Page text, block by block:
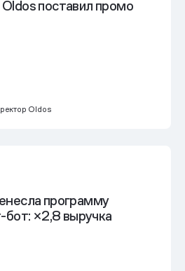
поставил промо
Oldos
программу
бот: ×2,8 выручка